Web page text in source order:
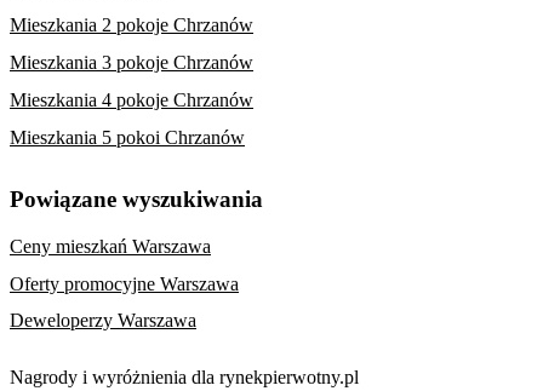
Mieszkania 2 pokoje Chrzanów
Mieszkania 3 pokoje Chrzanów
Mieszkania 4 pokoje Chrzanów
Mieszkania 5 pokoi Chrzanów
Powiązane wyszukiwania
Ceny mieszkań Warszawa
Oferty promocyjne Warszawa
Deweloperzy Warszawa
Nagrody i wyróżnienia dla rynekpierwotny.pl